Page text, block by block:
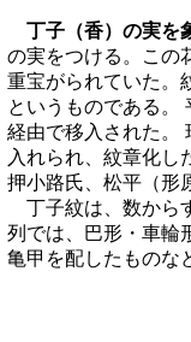
丁子（香）の実を
の実をつける。この
重宝がられていた。
というものである。
経由で移入された。
入れられ、紋章化し
押小路氏、松平（形
丁子紋は、数から
列では、巴形・車輪
亀甲を配したものな